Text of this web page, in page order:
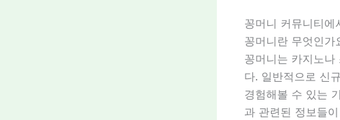
꽁머니 커뮤니티에
꽁머니란 무엇인가
꽁머니는 카지노
다. 일반적으로 신
경험해볼 수 있는
과 관련된 정보들